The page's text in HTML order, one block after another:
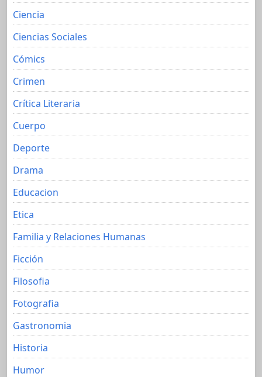
Ciencia
Ciencias Sociales
Cómics
Crimen
Crítica Literaria
Cuerpo
Deporte
Drama
Educacion
Etica
Familia y Relaciones Humanas
Ficción
Filosofia
Fotografia
Gastronomia
Historia
Humor